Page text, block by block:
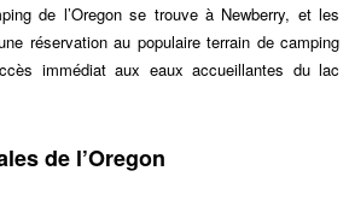
de l’Oregon se trouve à Newberry, etles
réservation au populaire terrain de camping
ès immédiat aux eaux accueillantes du lac
de l’Oregon